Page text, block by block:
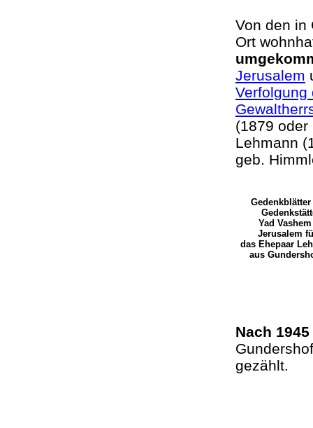
Von den in
Ort
Jerusalem
Verfolgung
(1879
Lehmann
geb.
Gedenkblätter
Yad
Jerusalem
das Ehepaar
aus
Nach 1945
gezählt.